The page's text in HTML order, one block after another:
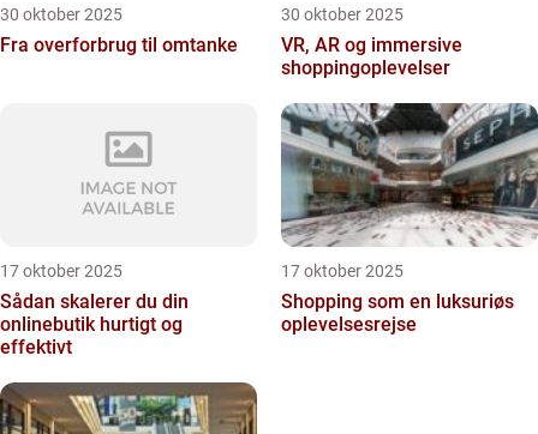
30 oktober 2025
Fra overforbrug til omtanke
30 oktober 2025
VR, AR og immersive
shoppingoplevelser
17 oktober 2025
Sådan skalerer du din
onlinebutik hurtigt og
effektivt
17 oktober 2025
Shopping som en luksuriøs
oplevelsesrejse